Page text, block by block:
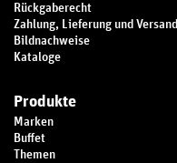
Rückgaberecht
Zahlung, Lieferung und Versand
Bildnachweise
Kataloge
Produkte
Marken
Buffet
Themen